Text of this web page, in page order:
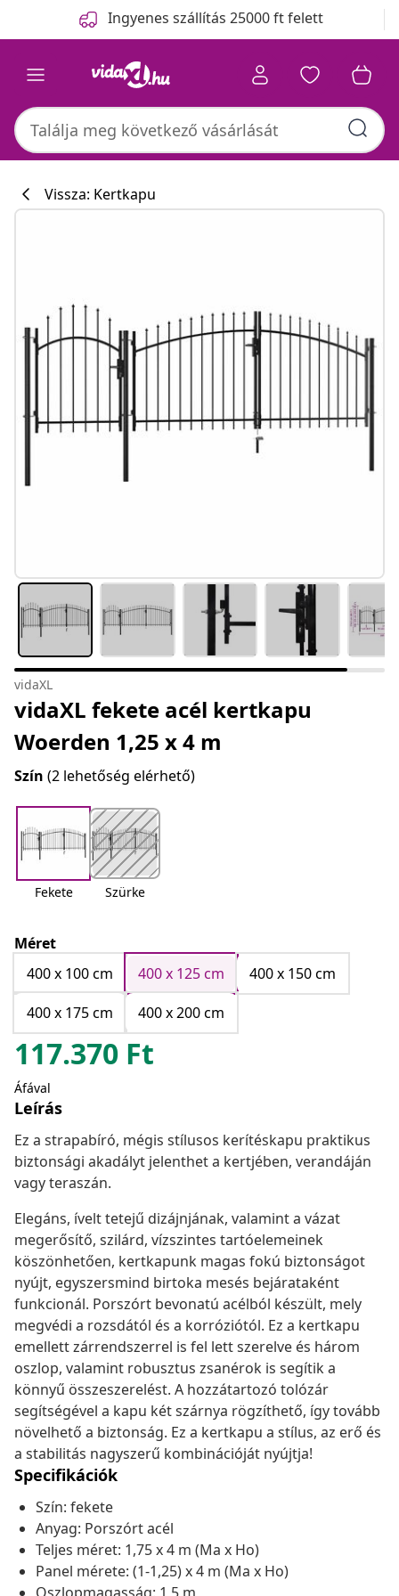
Ingyenes szállítás 25000 ft felett
Vissza: Kertkapu
vidaXL
vidaXL fekete acél kertkapu
Woerden 1,25 x 4 m
Szín (2 lehetőség elérhető)
Fekete Szürke
Méret
400 x 100 cm
400 x 125 cm
400 x 150 cm
400 x 175 cm
400 x 200 cm
117.370 Ft
Áfával
Leírás
Ez a strapabíró, mégis stílusos kerítéskapu praktikus
biztonsági akadályt jelenthet a kertjében, verandáján
vagy teraszán.
Elegáns, ívelt tetejű dizájnjának, valamint a vázat
megerősítő, szilárd, vízszintes tartóelemeinek
köszönhetően, kertkapunk magas fokú biztonságot
nyújt, egyszersmind birtoka mesés bejárataként
funkcionál. Porszórt bevonatú acélból készült, mely
megvédi a rozsdától és a korróziótól. Ez a kertkapu
emellett zárrendszerrel is fel lett szerelve és három
oszlop, valamint robusztus zsanérok is segítik a
könnyű összeszerelést. A hozzátartozó tolózár
segítségével a kapu két szárnya rögzíthető, így tovább
növelhető a biztonság. Ez a kertkapu a stílus, az erő és
a stabilitás nagyszerű kombinációját nyújtja!
Specifikációk
Szín: fekete
Anyag: Porszórt acél
Teljes méret: 1,75 x 4 m (Ma x Ho)
Panel mérete: (1-1,25) x 4 m (Ma x Ho)